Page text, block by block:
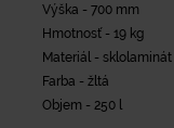
Výška - 700 mm
Hmotnosť - 19 kg
Materiál - sklolaminát
Farba - žltá
Objem - 250 l